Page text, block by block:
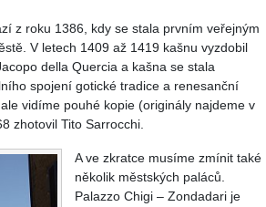
z roku 1386, kdy se stala prvním veřejným
V letech 1409 až 1419 kašnu vyzdobil
della Quercia a kašna se stala
spojení gotické tradice a renesanční
vidíme pouhé kopie (originály najdeme v
zhotovil Tito Sarrocchi.
A ve zkratce musíme zmínit také
několik městských paláců.
Palazzo Chigi – Zondadari je